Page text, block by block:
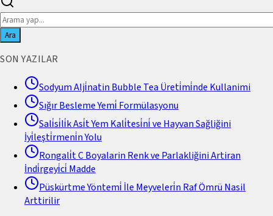
Ara
SON YAZILAR
Sodyum Alji̇natin Bubble Tea Üreti̇mi̇nde Kullanimi
Sığır Besleme Yemi̇ Formülasyonu
Sali̇si̇li̇k Asi̇t Yem Kali̇tesi̇ni̇ ve Hayvan Sağliğini
İyi̇leşti̇rmeni̇n Yolu
Rongali̇t C Boyalarin Renk ve Parlakliğini Artiran
İndi̇rgeyi̇ci̇ Madde
Püskürtme Yöntemi̇ İle Meyveleri̇n Raf Ömrü Nasil
Arttirilir